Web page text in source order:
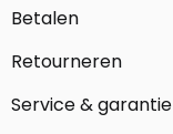
Betalen
Retourneren
Service & garantie